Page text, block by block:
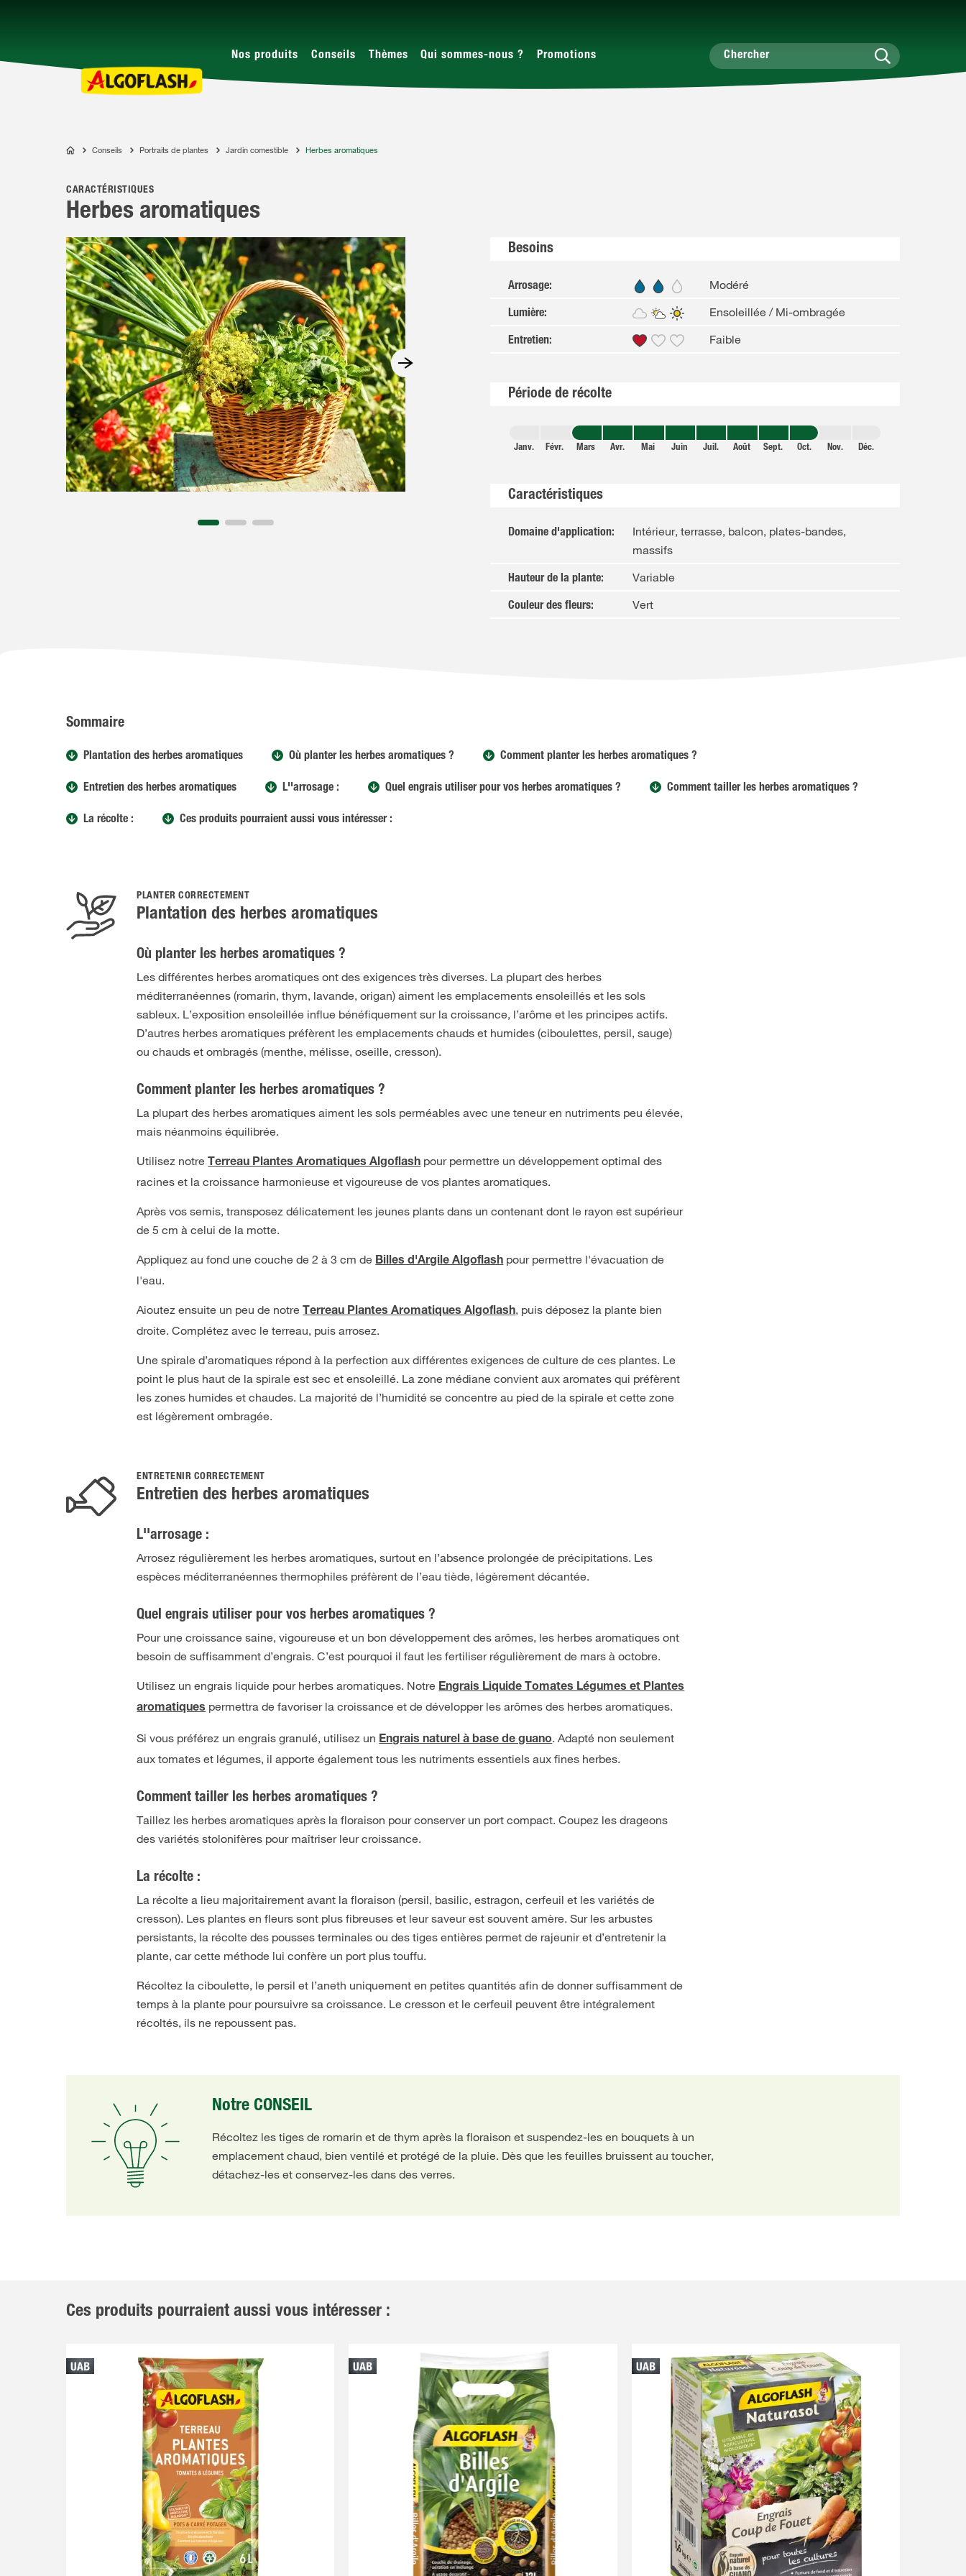
Nos produits Conseils Thèmes Qui sommes-nous ? Promotions
ALGOFLASH
Conseils Portraits de plantes Jardin comestible Herbes aromatiques
CARACTÉRISTIQUES
Herbes aromatiques
Besoins
Arrosage: Modéré
Lumière: Ensoleillée / Mi-ombragée
Entretien: Faible
Période de récolte
Janv. Févr. Mars Avr. Mai Juin Juil. Août Sept. Oct. Nov. Déc.
Caractéristiques
Domaine d'application:
Intérieur, terrasse, balcon, plates-bandes,
massifs
Hauteur de la plante: Variable
Couleur des fleurs: Vert
Sommaire
Plantation des herbes aromatiques Où planter les herbes aromatiques ? Comment planter les herbes aromatiques ?
Entretien des herbes aromatiques L''arrosage : Quel engrais utiliser pour vos herbes aromatiques ? Comment tailler les herbes aromatiques ?
La récolte : Ces produits pourraient aussi vous intéresser :
PLANTER CORRECTEMENT
Plantation des herbes aromatiques
Où planter les herbes aromatiques ?
Les différentes herbes aromatiques ont des exigences très diverses. La plupart des herbes
méditerranéennes (romarin, thym, lavande, origan) aiment les emplacements ensoleillés et les sols
sableux. L’exposition ensoleillée influe bénéfiquement sur la croissance, l’arôme et les principes actifs.
D’autres herbes aromatiques préfèrent les emplacements chauds et humides (ciboulettes, persil, sauge)
ou chauds et ombragés (menthe, mélisse, oseille, cresson).
Comment planter les herbes aromatiques ?
La plupart des herbes aromatiques aiment les sols perméables avec une teneur en nutriments peu élevée,
mais néanmoins équilibrée.
Utilisez notreTerreau Plantes Aromatiques Algoflash pour permettre un développement optimal des
racines et la croissance harmonieuse et vigoureuse de vos plantes aromatiques.
Après vos semis, transposez délicatement les jeunes plants dans un contenant dont le rayon est supérieur
de 5 cm à celui de la motte.
Appliquez au fond une couche de 2 à 3 cm de Billes d'Argile Algoflash pour permettre l'évacuation de
l'eau.
Aioutez ensuite un peu de notreTerreau Plantes Aromatiques Algoflash, puis déposez la plante bien
droite. Complétez avec le terreau, puis arrosez.
Une spirale d’aromatiques répond à la perfection aux différentes exigences de culture de ces plantes. Le
point le plus haut de la spirale est sec et ensoleillé. La zone médiane convient aux aromates qui préfèrent
les zones humides et chaudes. La majorité de l’humidité se concentre au pied de la spirale et cette zone
est légèrement ombragée.
ENTRETENIR CORRECTEMENT
Entretien des herbes aromatiques
L''arrosage :
Arrosez régulièrement les herbes aromatiques, surtout en l’absence prolongée de précipitations. Les
espèces méditerranéennes thermophiles préfèrent de l’eau tiède, légèrement décantée.
Quel engrais utiliser pour vos herbes aromatiques ?
Pour une croissance saine, vigoureuse et un bon développement des arômes, les herbes aromatiques ont
besoin de suffisamment d’engrais. C’est pourquoi il faut les fertiliser régulièrement de mars à octobre.
Utilisez un engrais liquide pour herbes aromatiques. Notre Engrais Liquide Tomates Légumes et Plantes
aromatiques permettra de favoriser la croissance et de développer les arômes des herbes aromatiques.
Si vous préférez un engrais granulé, utilisez un Engrais naturel à base de guano. Adapté non seulement
aux tomates et légumes, il apporte également tous les nutriments essentiels aux fines herbes.
Comment tailler les herbes aromatiques ?
Taillez les herbes aromatiques après la floraison pour conserver un port compact. Coupez les drageons
des variétés stolonifères pour maîtriser leur croissance.
La récolte :
La récolte a lieu majoritairement avant la floraison (persil, basilic, estragon, cerfeuil et les variétés de
cresson). Les plantes en fleurs sont plus fibreuses et leur saveur est souvent amère. Sur les arbustes
persistants, la récolte des pousses terminales ou des tiges entières permet de rajeunir et d’entretenir la
plante, car cette méthode lui confère un port plus touffu.
Récoltez la ciboulette, le persil et l’aneth uniquement en petites quantités afin de donner suffisamment de
temps à la plante pour poursuivre sa croissance. Le cresson et le cerfeuil peuvent être intégralement
récoltés, ils ne repoussent pas.
Notre CONSEIL
Récoltez les tiges de romarin et de thym après la floraison et suspendez-les en bouquets à un
emplacement chaud, bien ventilé et protégé de la pluie. Dès que les feuilles bruissent au toucher,
détachez-les et conservez-les dans des verres.
Ces produits pourraient aussi vous intéresser :